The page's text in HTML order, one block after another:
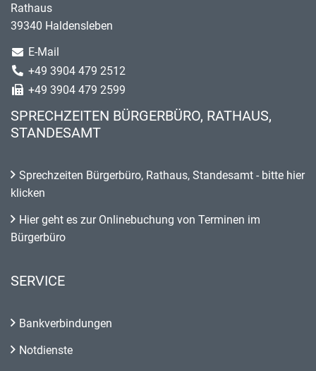
Rathaus
39340 Haldensleben
E-Mail
+49 3904 479 2512
+49 3904 479 2599
SPRECHZEITEN BÜRGERBÜRO, RATHAUS,
STANDESAMT
Sprechzeiten Bürgerbüro, Rathaus, Standesamt - bitte hier
klicken
Hier geht es zur Onlinebuchung von Terminen im
Bürgerbüro
SERVICE
Bankverbindungen
Notdienste